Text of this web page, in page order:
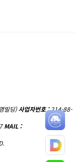
빌딩) 사업자번호 :214-88-
MAIL :